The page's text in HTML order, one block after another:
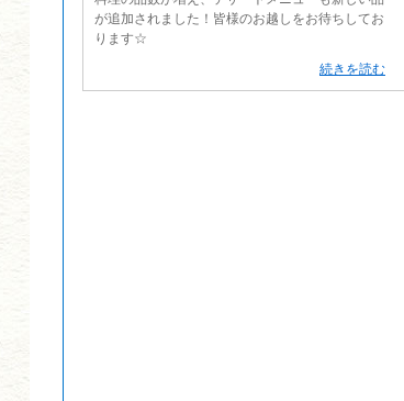
が追加されました！皆様のお越しをお待ちしてお
ります☆
続きを読む